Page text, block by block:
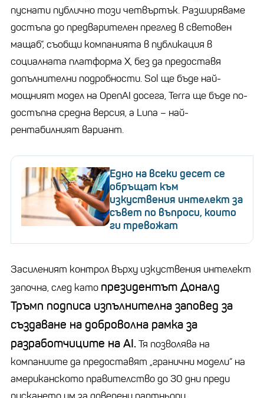
пуснати публично този четвъртък. Разширяваме
достъпа до предварителен преглед в световен
мащаб“, съобщи компанията в публикация в
социалната платформа X, без да предоставя
допълнителни подробности. Sol ще бъде най-
мощният модел на OpenAI досега, Terra ще бъде по-
достъпна средна версия, а Luna – най-
рентабилният вариант.
Едно на всеки десет се
обръщат към
изкуствения интелект за
съвет по въпроси, които
ги тревожат
Засиленият контрол върху изкуствения интелект
започна, след като президентът Доналд
Тръмп подписа изпълнителна заповед за
създаване на доброволна рамка за
разработчиците на AI. Тя позволява на
компаниите да предоставят „гранични модели“ на
американското правителство до 30 дни преди